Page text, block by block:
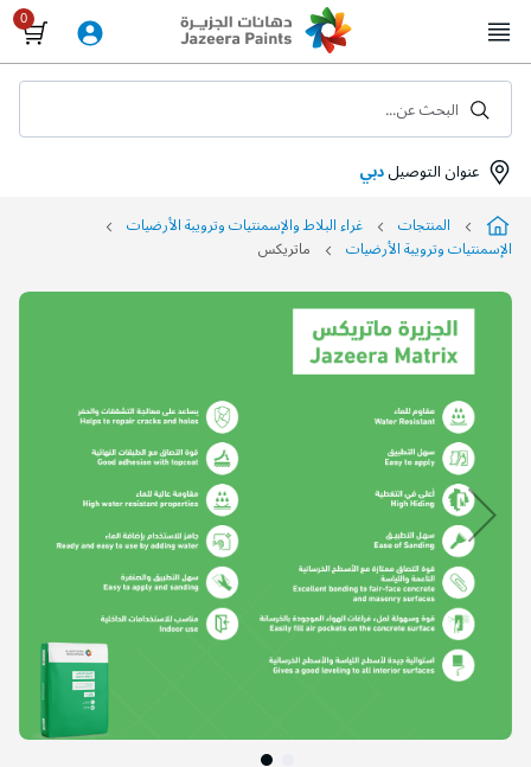
to
Content
عنوان التوصيلدبي
البحث عن...
المنتجات
غراء البلاط والإسمنتيات وترويبة الأرضيات
الإسمنتيات وترويبة الأرضيات
ماتريكس
التخطي
معرض